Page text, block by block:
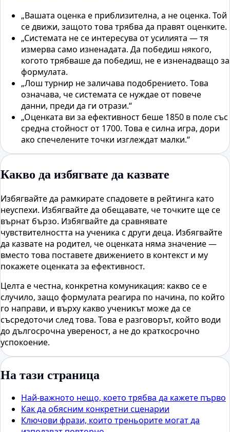
„Вашата оценка е приблизителна, а не оценка. Той
се движи, защото това трябва да правят оценките.
„Системата не се интересува от усилията — тя
измерва само изненадата. Да победиш някого,
когото трябваше да победиш, не е изненадващо за
формулата.
„Лош турнир не заличава подобрението. Това
означава, че системата се нуждае от повече
данни, преди да ги отрази.“
„Оценката ви за ефективност беше 1850 в поле със
средна стойност от 1700. Това е силна игра, дори
ако спечелените точки изглеждат малки.“
Какво да избягвате да казвате
Избягвайте да рамкирате спадовете в рейтинга като
неуспехи. Избягвайте да обещавате, че точките ще се
върнат бързо. Избягвайте да сравнявате
чувствителността на ученика с други деца. Избягвайте
да казвате на родител, че оценката няма значение —
вместо това поставете движението в контекст и му
покажете оценката за ефективност.
Целта е честна, конкретна комуникация: какво се е
случило, защо формулата реагира по начина, по който
го направи, и върху какво ученикът може да се
съсредоточи след това. Това е разговорът, който води
до дългосрочна увереност, а не до краткосрочно
успокоение.
На тази страница
Най-важното нещо, което трябва да кажете първо
Как да обясним конкретни сценарии
Ключови фрази, които треньорите могат да